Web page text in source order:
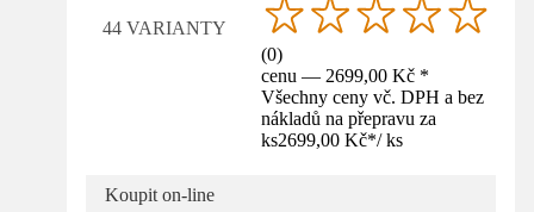
44 VARIANTY
(0)
cenu — 2699,00 Kč *
Všechny ceny vč. DPH a bez
nákladů na přepravu za
ks2699,00 Kč*/ ks
Koupit on-line